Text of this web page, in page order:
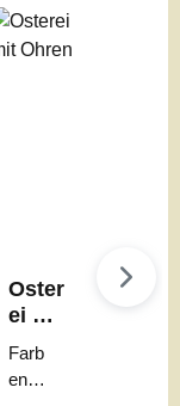
Oster
ei mit
Ohre
Farb
en: